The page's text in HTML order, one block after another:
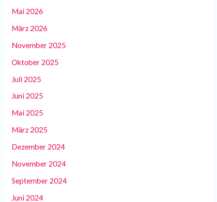
Mai 2026
März 2026
November 2025
Oktober 2025
Juli 2025
Juni 2025
Mai 2025
März 2025
Dezember 2024
November 2024
September 2024
Juni 2024